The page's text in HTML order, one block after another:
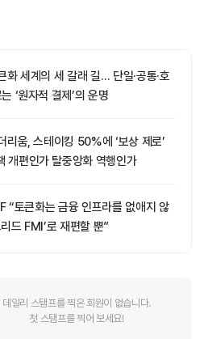
화 세계의 세 갈래 길… 단일·공통·호
‘원자적 결제’의 운명
리움, 스테이킹 50%에 ‘보상 제로’
개편인가 탈중앙화 역행인가
“토큰화는 금융 인프라를 없애지 않
드 FMI’로 재편할 뿐”
데일리 스탬프를 찍은 회원이 없습니다.
첫 스탬프를 찍어 보세요!